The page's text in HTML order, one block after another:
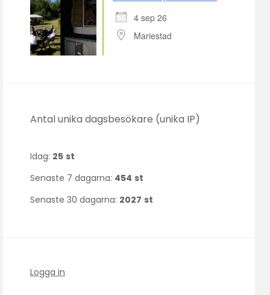
4 sep 26
Mariestad
Antal unika dagsbesökare (unika IP)
Idag: 25 st
Senaste 7 dagarna: 454 st
Senaste 30 dagarna: 2027 st
Logga in